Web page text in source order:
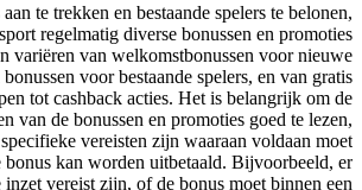
te trekken en bestaande spelers te belonen,
regelmatig diverse bonussen en promoties
variëren van welkomstbonussen voor nieuwe
voor bestaande spelers, en van gratis
tot cashback acties. Het is belangrijk om de
van de bonussen en promoties goed te lezen,
vereisten zijn waaraan voldaan moet
kan worden uitbetaald. Bijvoorbeeld, er
vereist zijn, of de bonus moet binnen een